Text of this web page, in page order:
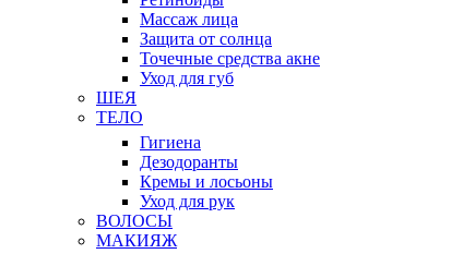
Массаж лица
Защита от солнца
Точечные средства акне
Уход для губ
ШЕЯ
ТЕЛО
Гигиена
Дезодоранты
Кремы и лосьоны
Уход для рук
ВОЛОСЫ
МАКИЯЖ